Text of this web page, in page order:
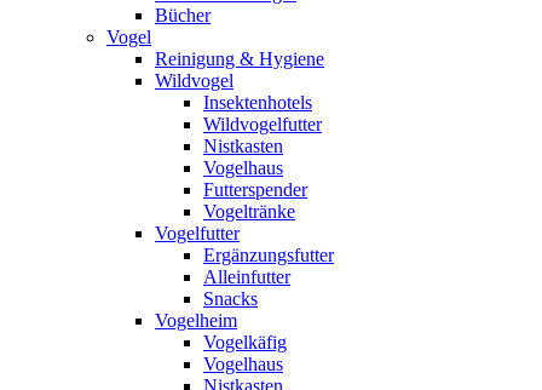
Bücher
Vogel
Reinigung & Hygiene
Wildvogel
Insektenhotels
Wildvogelfutter
Nistkasten
Vogelhaus
Futterspender
Vogeltränke
Vogelfutter
Ergänzungsfutter
Alleinfutter
Snacks
Vogelheim
Vogelkäfig
Vogelhaus
Nistkasten